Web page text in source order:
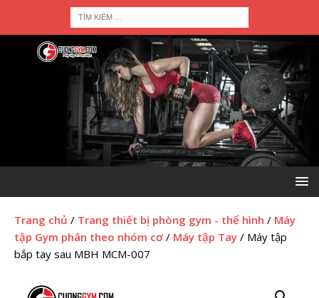
Trang chủ / Trang thiết bị phòng gym - thể hình / Máy
tập Gym phân theo nhóm cơ / Máy tập Tay / Máy tập
bắp tay sau MBH MCM-007